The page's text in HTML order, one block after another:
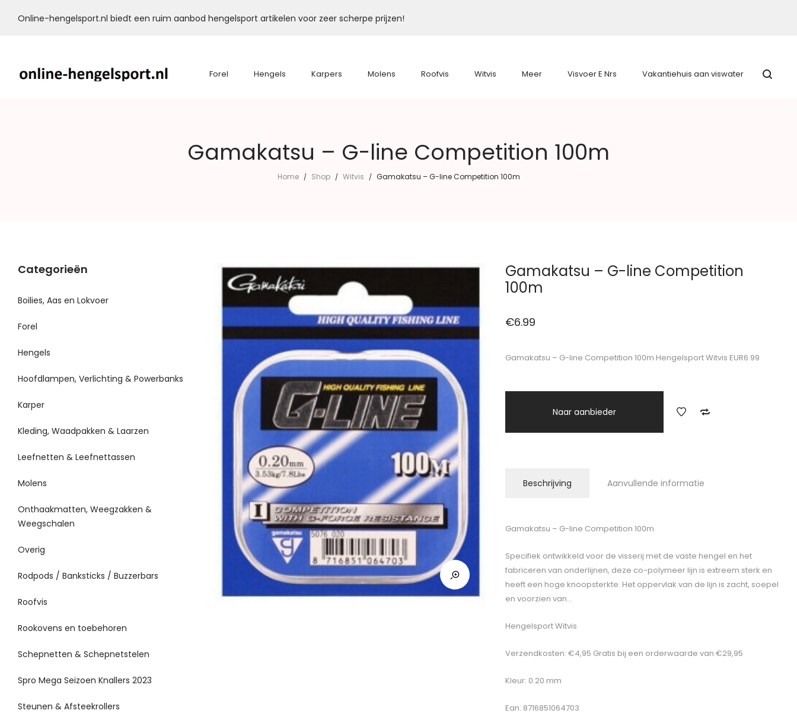
Online-hengelsport.nl biedt een ruim aanbod hengelsport artikelen voor zeer scherpe prijzen!
Forel Hengels Karpers Molens Roofvis Witvis Meer Visvoer E Nrs Vakantiehuis aan viswater
Gamakatsu – G-line Competition 100m
Home / Shop / Witvis / Gamakatsu – G-line Competition 100m
Gamakatsu – G-line Competition
100m
€6.99
Gamakatsu – G-line Competition 100m Hengelsport Witvis EUR6.99
Naar aanbieder
Beschrijving Aanvullende informatie
Gamakatsu – G-line Competition 100m
Specifiek ontwikkeld voor de visserij met de vaste hengel en het
fabriceren van onderlijnen, deze co-polymeer lijn is extreem sterk en
heeft een hoge knoopsterkte. Het oppervlak van de lijn is zacht, soepel
en voorzien van…
Hengelsport Witvis
Verzendkosten: €4,95 Gratis bij een orderwaarde van €29,95
Kleur: 0.20 mm
Ean: 8716851064703
Categorieën
Boilies, Aas en Lokvoer
Forel
Hengels
Hoofdlampen, Verlichting & Powerbanks
Karper
Kleding, Waadpakken & Laarzen
Leefnetten & Leefnettassen
Molens
Onthaakmatten, Weegzakken &
Weegschalen
Overig
Rodpods / Banksticks / Buzzerbars
Roofvis
Rookovens en toebehoren
Schepnetten & Schepnetstelen
Spro Mega Seizoen Knallers 2023
Steunen & Afsteekrollers